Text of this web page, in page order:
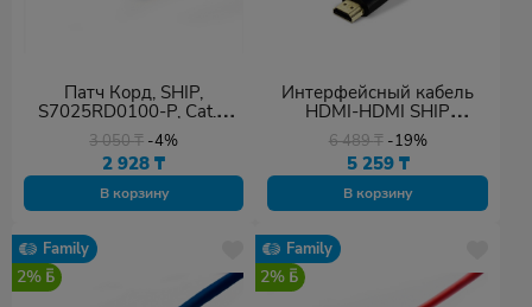
Патч Корд, SHIP,
S7025RD0100-P, Cat.6,
FTP, LSZH, RJ-45, 1 м,
Красный,
Экранированный, Пол.
пакет
3 050₸ -4%
2 928₸
В корзину
Интерфейсный кабель
HDMI-HDMI SHIP
SH6016-5P
6 489₸ -19%
5 259 ₸
В корзину
Family
2%
Family
2%